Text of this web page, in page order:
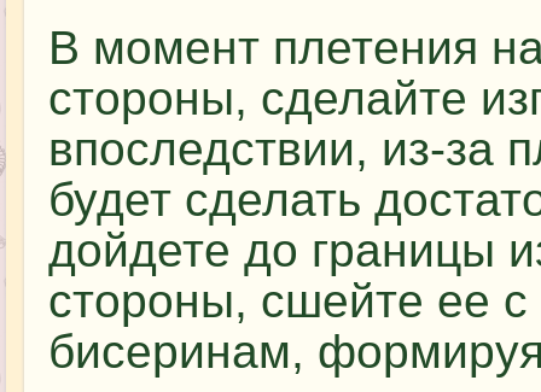
В момент плетения
стороны, сделайте
впоследствии, из-за
будет сделать
дойдете до границы
стороны, сшейте ее
бисеринам,